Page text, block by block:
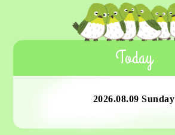
Today
2026.08.09 Sunday